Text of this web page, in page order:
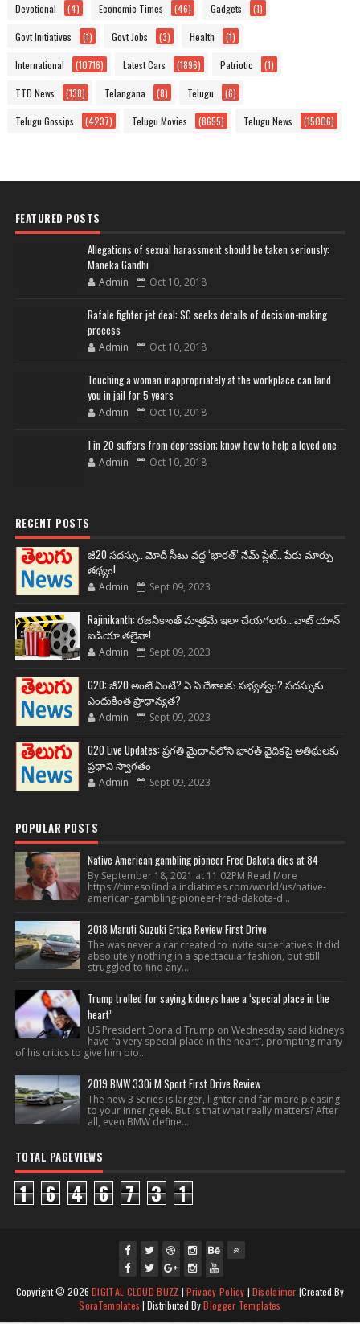
Devotional (4) Economic Times (46) Gadgets (1)
Govt Initiatives (1) Govt Jobs (3) Health (1)
International (10716) Latest Cars (1896) Patriotic (1)
TTD News (138) Telangana (8) Telugu (6)
Telugu Gossips (4237) Telugu Movies (8655) Telugu News (15006)
FEATURED POSTS
Allegations of sexual harassment should be taken seriously:
Maneka Gandhi
Admin Oct 10, 2018
Rafale fighter jet deal: SC seeks details of decision-making
process
Admin Oct 10, 2018
Touching a woman inappropriately at the workplace can land
you in jail for 5 years
Admin Oct 10, 2018
1 in 20 suffers from depression; know how to help a loved one
Admin Oct 10, 2018
RECENT POSTS
జీ20 సదస్సు.. మోదీ సీటు వద్ద ‘భారత్’ నేమ్ ప్లేట్‌.. పేరు మార్పు
తథ్యం!
Admin Sept 09, 2023
Rajinikanth: రజనీకాంత్ మాత్రమే ఇలా చేయగలరు.. వాట్ యాన్
ఐడియా తలైవా!
Admin Sept 09, 2023
G20: జీ20 అంటే ఏంటి? ఏ ఏ దేశాలకు సభ్యత్వం? సదస్సుకు
ఎందుకింత ప్రాధాన్యత?
Admin Sept 09, 2023
G20 Live Updates: ప్రగతి మైదాన్‌లోని భారత్ వైదికపై అతిథులకు
ప్రధాని స్వాగతం
Admin Sept 09, 2023
POPULAR POSTS
Native American gambling pioneer Fred Dakota dies at 84
By September 18, 2021 at 11:02PM Read More
https://timesofindia.indiatimes.com/world/us/native-
american-gambling-pioneer-fred-dakota-d...
2018 Maruti Suzuki Ertiga Review First Drive
The was never a car created to invite superlatives. It did
absolutely nothing in a spectacular fashion, but still
struggled to find any...
Trump trolled for saying kidneys have a ‘special place in the
heart’
US President Donald Trump on Wednesday said kidneys
have “a very special place in the heart”, prompting many
of his critics to give him bio...
2019 BMW 330i M Sport First Drive Review
The new 3 Series is larger, lighter and far more pleasing
to your inner geek. But is that what really matters? After
all, even BMW define...
TOTAL PAGEVIEWS
1 6 4 6 7 3 1
fac
ebo
okJ
twi
tte
rJoi
gpl
usJ
oin
ins
tag
ra
you
tub
eJo
Copyright ©2026DIGITAL CLOUD BUZZ | Privacy Policy | Disclaimer |Created By
SoraTemplates | Distributed ByBlogger Templates